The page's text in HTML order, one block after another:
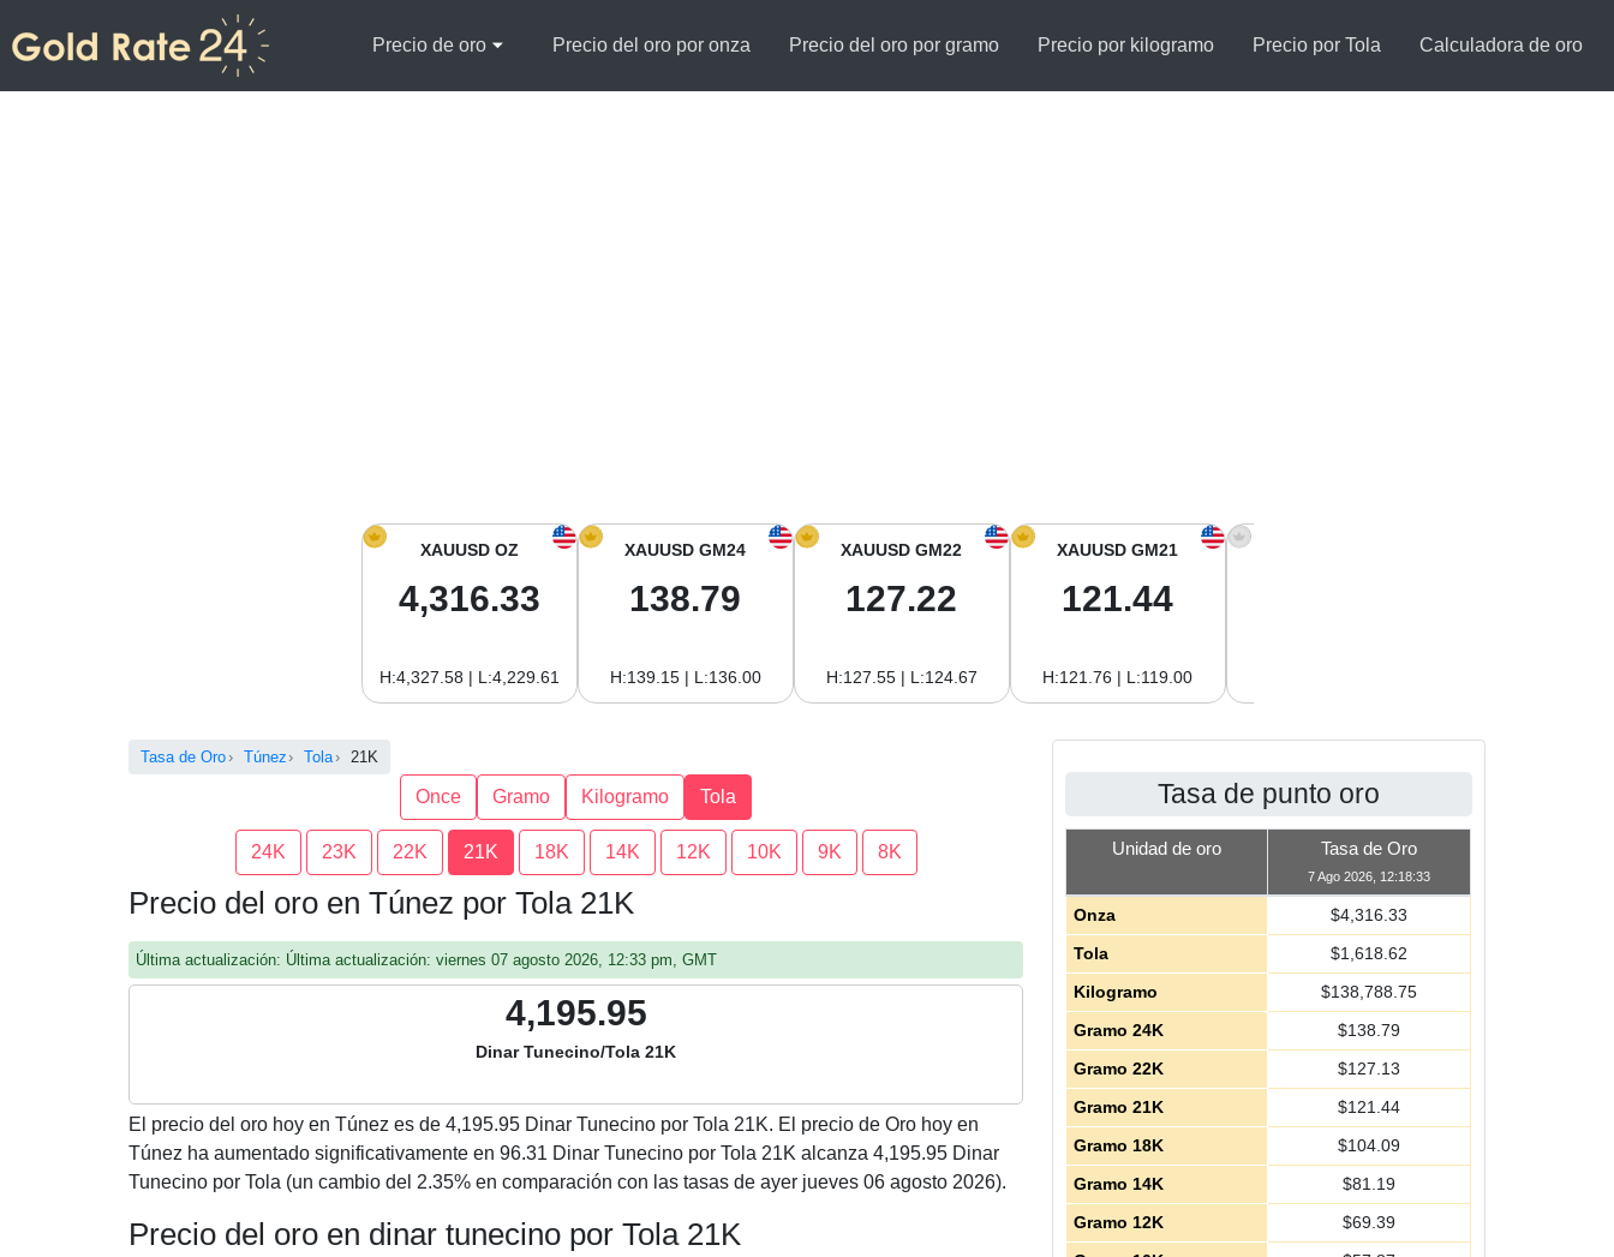
Precio de oro Precio del oro por onza Precio del oro por gramo Precio por kilogramo Precio por Tola Calculadora de oro
XAUUSD OZ
4,316.33
H:4,327.58 | L:4,229.61
XAUUSD GM24
138.79
H:139.15 | L:136.00
XAUUSD GM22
127.22
H:127.55 | L:124.67
XAUUSD GM21
121.44
H:121.76 | L:119.00
Tasa de Oro Túnez Tola 21K
Once Gramo Kilogramo Tola
24K 23K 22K 21K 18K 14K 12K 10K 9K 8K
Precio del oro en Túnez por Tola 21K
Última actualización: Última actualización: viernes 07 agosto 2026, 12:33 pm, GMT
4,195.95
Dinar Tunecino/Tola 21K
El precio del oro hoy en Túnez es de 4,195.95 Dinar Tunecino por Tola 21K. El precio de Oro hoy en
Túnez ha aumentado significativamente en 96.31 Dinar Tunecino por Tola 21K alcanza 4,195.95 Dinar
Tunecino por Tola (un cambio del 2.35% en comparación con las tasas de ayer jueves 06 agosto 2026).
Precio del oro en dinar tunecino por Tola 21K
Tasa de punto oro
Unidad de oro Tasa de Oro
7 Ago 2026, 12:18:33
Onza $4,316.33
Tola
$1,618.62
Kilogramo
$138,788.75
Gramo 24K
$138.79
Gramo 22K
$127.13
Gramo 21K
$121.44
Gramo 18K
$104.09
Gramo 14K
$81.19
Gramo 12K
$69.39